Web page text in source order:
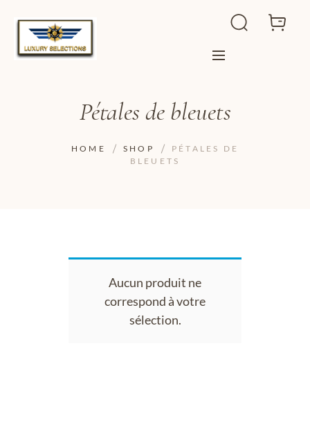
Pétales de bleuets
HOME SHOP
PÉTALES DE
BLEUETS
Aucun produit ne
correspond à votre
sélection.